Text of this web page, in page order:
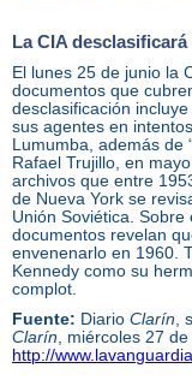
La CIA
El lunes 25 de junio la
documentos que
desclasificación
sus agentes en
Lumumba, además de
Rafael Trujillo, en
archivos que entre
de Nueva York se
Unión Soviética.
documentos revelan
envenenarlo en 1960.
Kennedy como su
complot.
Fuente: Diario Clarín,
Clarín, miércoles 27
http://